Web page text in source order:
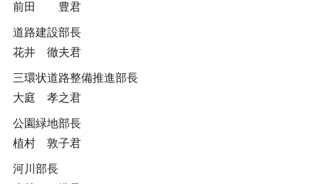
前田 豊君
道路建設部長
花井 徹夫君
三環状道路整備推進部長
大庭 孝之君
公園緑地部長
植村 敦子君
河川部長